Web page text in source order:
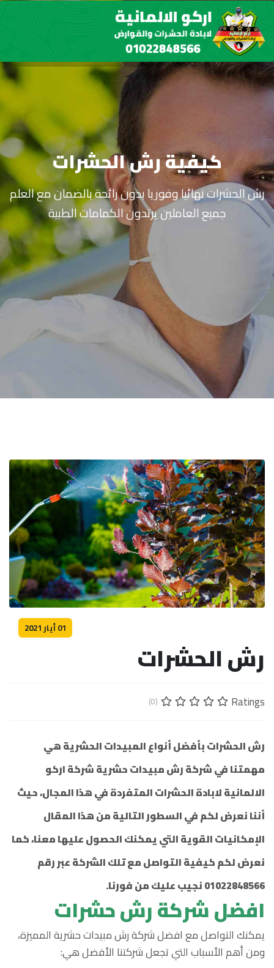
كيفية رش الحشرات
رش الحشرات نهائيا وفوريا بدون رائحة بالضمان مع العلم
جميع العاملين يرتدون الكمامات الطبية
رش الحشرات
01 أيار 2021
Ratings
(0)
رش الحشرات بأفضل أنواع المبيدات الحشرية هي
مهمتنا في شركة رش مبيدات حشرية شركة اركو
الالمانية لابادة الحشرات المتفردة في هذا المجال، حيث
أننا نعرض لكم في السطور التالية من هذا المقال
الإمكانيات القوية التي يمكنك الحصول عليها معنا، كما
نعرض لكم كيفية التواصل مع تلك الشركة عبر رقم
01022848566 نجيب عليك من فورنا.
افضل شركة رش حشرات
يمكنك التواصل مع افضل شركة رش مبيدات حشرية المميزة،
ومن أهم الأسباب التي تجعل شركتنا الأفضل هي: